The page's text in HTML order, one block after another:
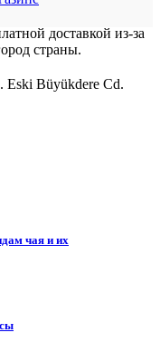
доставкой из-за
страны.
Eski Büyükdere Cd.
чая и их